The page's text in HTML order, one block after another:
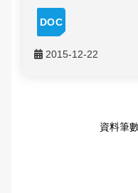
2015-12-22
資料筆